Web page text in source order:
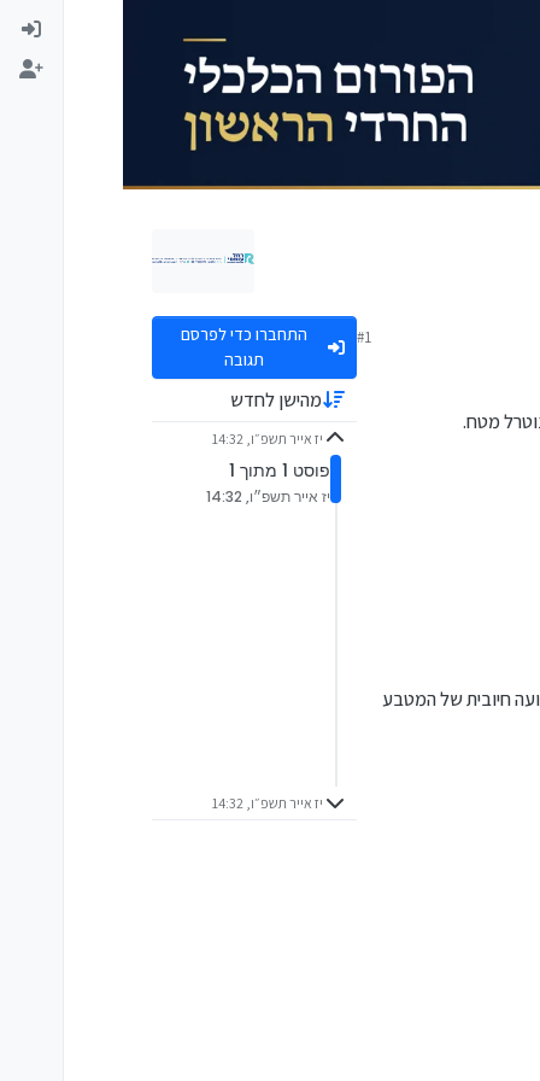
#1
מטח.
חיובית של המטבע
התחברו כדי לפרסם
תגובה
מהישן לחדש
יז אייר תשפ״ו, 14:32
פוסט 1 מתוך 1
יז אייר תשפ״ו, 14:32
יז אייר תשפ״ו, 14:32